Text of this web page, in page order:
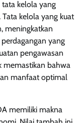
kelola yang
kelola yang kuat
meningkatkan
yang
pengawasan
memastikan bahwa
manfaat optimal
memiliki makna